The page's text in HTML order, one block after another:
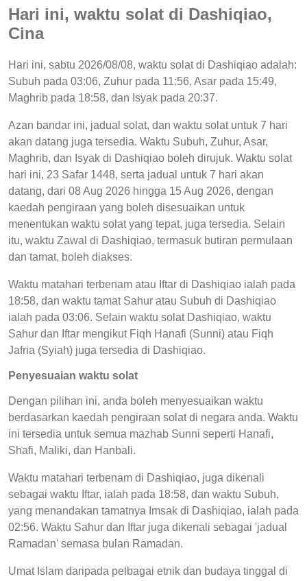
Hari ini, waktu solat di Dashiqiao,
Cina
Hari ini, sabtu 2026/08/08, waktu solat di Dashiqiao adalah:
Subuh pada 03:06, Zuhur pada 11:56, Asar pada 15:49,
Maghrib pada 18:58, dan Isyak pada 20:37.
Azan bandar ini, jadual solat, dan waktu solat untuk 7 hari
akan datang juga tersedia. Waktu Subuh, Zuhur, Asar,
Maghrib, dan Isyak di Dashiqiao boleh dirujuk. Waktu solat
hari ini, 23 Safar 1448, serta jadual untuk 7 hari akan
datang, dari 08 Aug 2026 hingga 15 Aug 2026, dengan
kaedah pengiraan yang boleh disesuaikan untuk
menentukan waktu solat yang tepat, juga tersedia. Selain
itu, waktu Zawal di Dashiqiao, termasuk butiran permulaan
dan tamat, boleh diakses.
Waktu matahari terbenam atau Iftar di Dashiqiao ialah pada
18:58, dan waktu tamat Sahur atau Subuh di Dashiqiao
ialah pada 03:06. Selain waktu solat Dashiqiao, waktu
Sahur dan Iftar mengikut Fiqh Hanafi (Sunni) atau Fiqh
Jafria (Syiah) juga tersedia di Dashiqiao.
Penyesuaian waktu solat
Dengan pilihan ini, anda boleh menyesuaikan waktu
berdasarkan kaedah pengiraan solat di negara anda. Waktu
ini tersedia untuk semua mazhab Sunni seperti Hanafi,
Shafi, Maliki, dan Hanbali.
Waktu matahari terbenam di Dashiqiao, juga dikenali
sebagai waktu Iftar, ialah pada 18:58, dan waktu Subuh,
yang menandakan tamatnya Imsak di Dashiqiao, ialah pada
02:56. Waktu Sahur dan Iftar juga dikenali sebagai 'jadual
Ramadan' semasa bulan Ramadan.
Umat Islam daripada pelbagai etnik dan budaya tinggal di